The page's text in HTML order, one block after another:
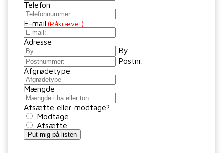
Telefon
E-mail (Påkrævet)
Adresse
By
Postnr.
Afgrødetype
Mængde
Afsætte eller modtage?
Modtage
Afsætte
Put mig på listen